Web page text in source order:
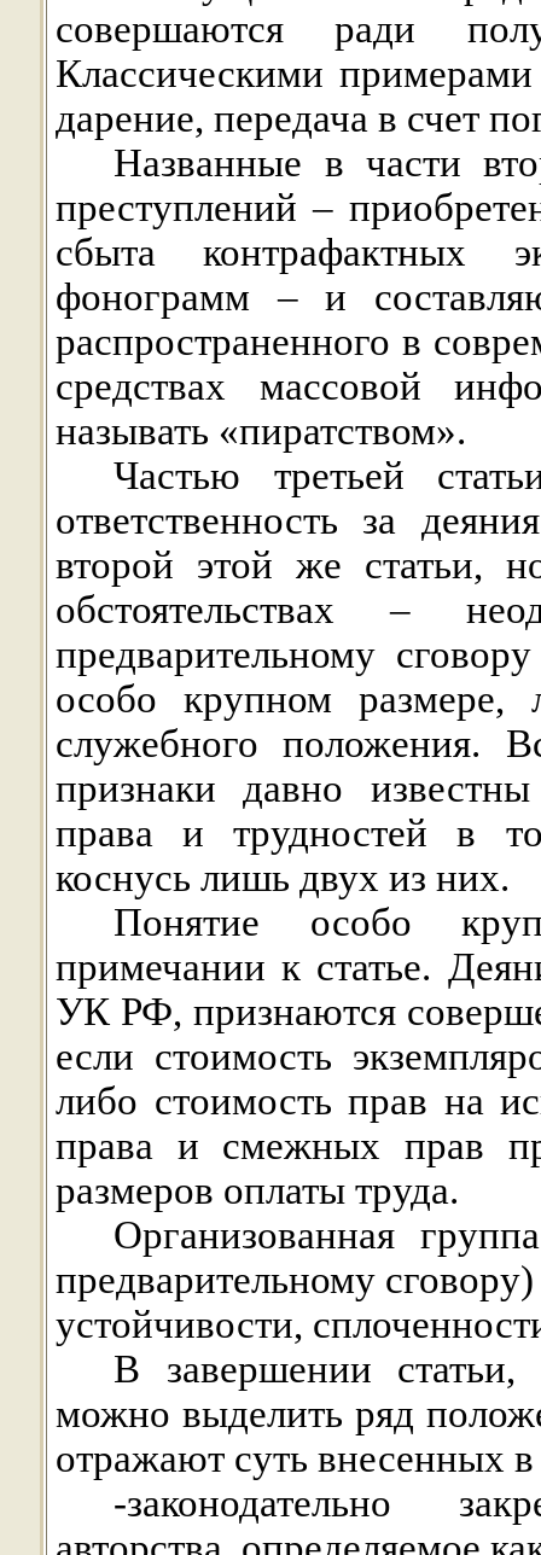
совершаются ради
Классическими
дарение, передача в счет
Названные в части
преступлений –
сбыта контрафактных
фонограмм – и
распространенного в
средствах массовой
называть «пиратством».
Частью третьей
ответственность за
второй этой же статьи,
обстоятельствах –
предварительному
особо крупном размере,
служебного положения.
признаки давно
права и трудностей в
коснусь лишь двух из них.
Понятие особо
примечании к статье.
УК РФ, признаются
если стоимость
либо стоимость прав на
права и смежных прав
размеров оплаты труда.
Организованная
предварительному
устойчивости,
В завершении статьи,
можно выделить ряд
отражают суть внесенных
-законодательно